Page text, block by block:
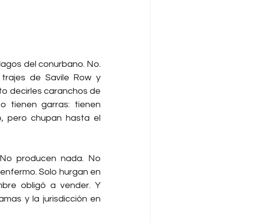
del conurbano. No.
de Savile Row y
decirles caranchos de
tienen garras: tienen
pero chupan hasta el
producen nada. No
Solo hurgan en
obligó a vender. Y
y la jurisdicción en